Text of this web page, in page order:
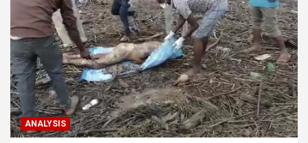
ANALYSIS